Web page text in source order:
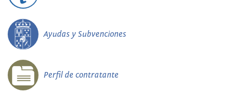
Ayudas y Subvenciones
Perfil de contratante